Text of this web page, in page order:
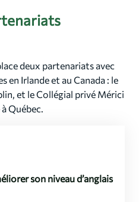
deux partenariats avec
en Irlande et au Canada : le
et le Collégial privé Mérici
Québec.
son niveau d’anglais